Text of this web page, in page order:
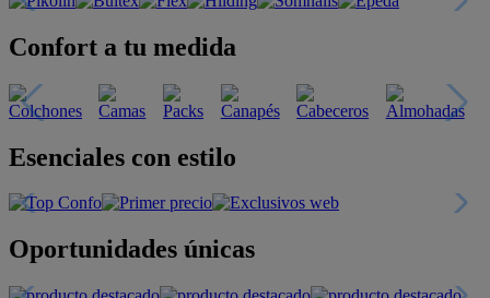
Confort a tu medida
Esenciales con estilo
Oportunidades únicas